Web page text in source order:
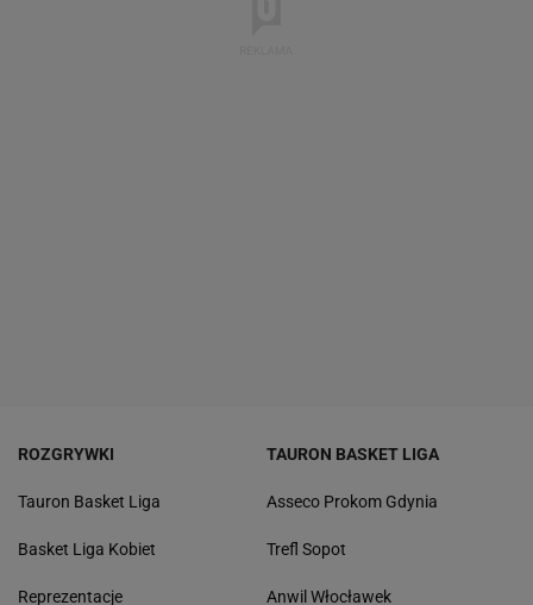
ROZGRYWKI
Tauron Basket Liga
Basket Liga Kobiet
Reprezentacje
TAURON BASKET LIGA
Asseco Prokom Gdynia
Trefl Sopot
Anwil Włocławek